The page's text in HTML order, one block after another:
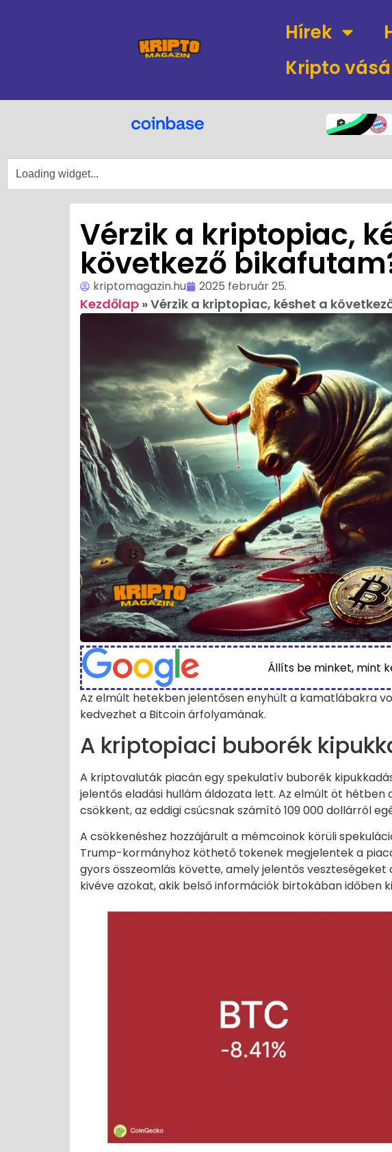
Hírek
Kripto
Vérzik a kriptopiac,
következő
kriptomagazin.hu 2025 február 25.
Kezdőlap »Vérzik a kriptopiac, késhet a
Állíts be minket, mint
Az elmúlt hetekben jelentősen enyhült a kamatlábakra
kedvezhet a Bitcoin árfolyamának.
A kriptopiaci buborék
A kriptovaluták piacán egy spekulatív buborék
jelentős eladási hullám áldozata lett. Az elmúlt öt hétben
csökkent, az eddigi csúcsnak számító 109 000 dollárról
A csökkenéshez hozzájárult a mémcoinok körüli
Trump-kormányhoz köthető tokenek megjelentek a
gyors összeomlás követte, amely jelentős
kivéve azokat, akik belső információk birtokában időben